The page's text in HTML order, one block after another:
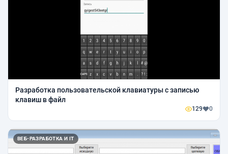
Разработка пользовательской клавиатуры с записью
клавиш в файл
129 0
ВЕБ-РАЗРАБОТКА И IT